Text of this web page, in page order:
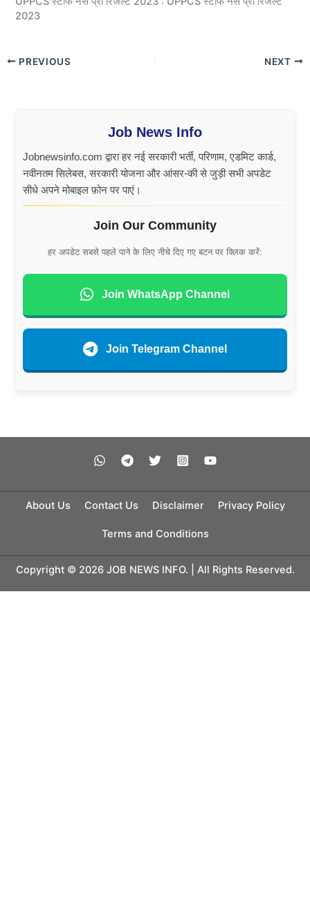
2023
PREVIOUS NEXT
Job News Info
Jobnewsinfo.com द्वारा हर नई सरकारी भर्ती, परिणाम, एडमिट कार्ड,
नवीनतम सिलेबस, सरकारी योजना और आंसर-की से जुड़ी सभी अपडेट
सीधे अपने मोबाइल फ़ोन पर पाएं।
Join Our Community
हर अपडेट सबसे पहले पाने के लिए नीचे दिए गए बटन पर क्लिक करें:
Join WhatsApp Channel
Join Telegram Channel
About Us Contact Us Disclaimer Privacy Policy
Terms and Conditions
Copyright © 2026 JOB NEWS INFO. | All Rights Reserved.